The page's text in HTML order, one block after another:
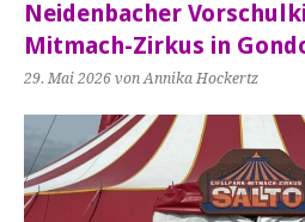
Neidenbacher
Mitmach-Zirkus in
29. Mai 2026 von Annika Hockertz